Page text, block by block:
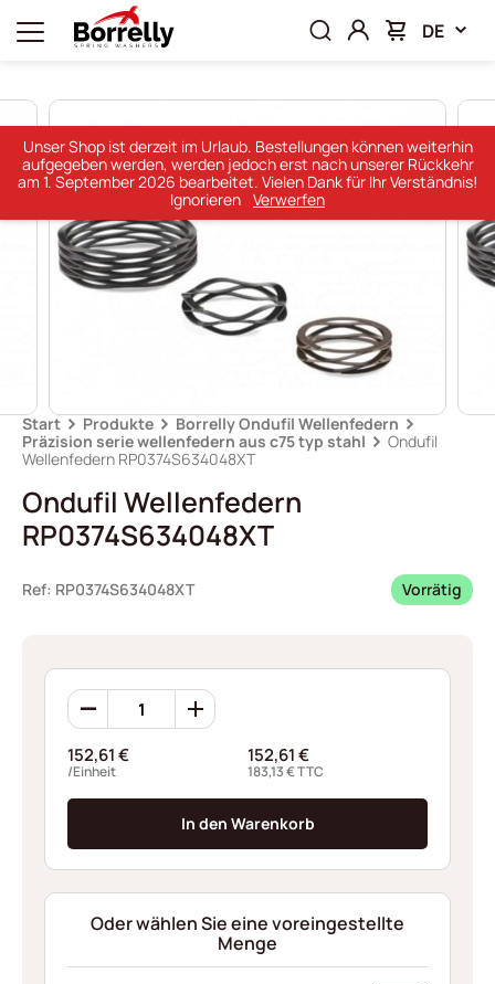
DE
Start Produkte
Borrelly Ondufil Wellenfedern
Präzision serie wellenfedern aus c75 typ stahl
Ondufil
Wellenfedern RP0374S634048XT
Ondufil Wellenfedern
RP0374S634048XT
Ref: RP0374S634048XT Vorrätig
Ondufil
Wellenfedern
Menge
152,61€
/Einheit
152,61€
183,13€TTC
In den Warenkorb
Oder wählen Sie eine voreingestellte
Menge
Unser Shop ist derzeit im Urlaub. Bestellungen können weiterhin
aufgegeben werden, werden jedoch erst nach unserer Rückkehr
am 1. September 2026 bearbeitet. Vielen Dank für Ihr Verständnis!
Ignorieren Verwerfen